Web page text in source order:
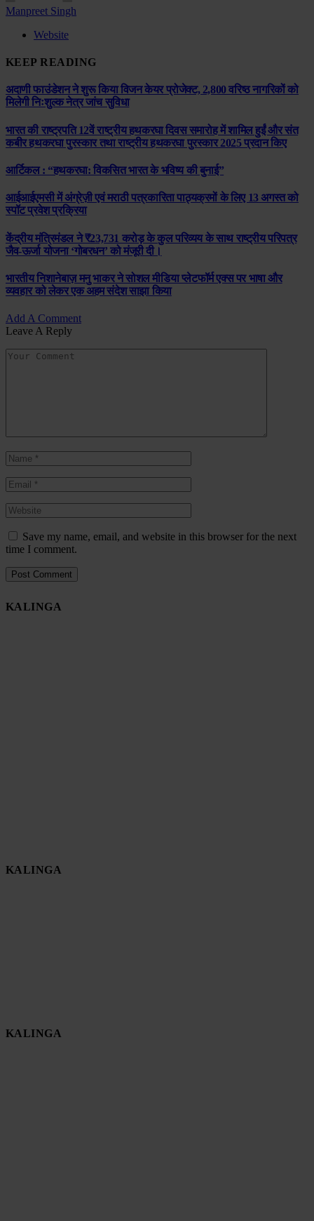
Manpreet Singh
Website
KEEP READING
अदाणी फाउंडेशन ने शुरू किया विजन केयर प्रोजेक्ट, 2,800 वरिष्ठ नागरिकों को
मिलेगी निःशुल्क नेत्र जांच सुविधा
भारत की राष्ट्रपति 12वें राष्ट्रीय हथकरघा दिवस समारोह में शामिल हुईं और संत
कबीर हथकरघा पुरस्कार तथा राष्ट्रीय हथकरघा पुरस्कार 2025 प्रदान किए
आर्टिकल : “हथकरघा: विकसित भारत के भविष्य की बुनाई”
आईआईएमसी में अंग्रेज़ी एवं मराठी पत्रकारिता पाठ्यक्रमों के लिए 13 अगस्त को
स्पॉट प्रवेश प्रक्रिया
केंद्रीय मंत्रिमंडल ने ₹23,731 करोड़ के कुल परिव्यय के साथ राष्ट्रीय परिपत्र
जैव-ऊर्जा योजना ‘गोबरधन’ को मंजूरी दी।
भारतीय निशानेबाज़ मनु भाकर ने सोशल मीडिया प्लेटफॉर्म एक्स पर भाषा और
व्यवहार को लेकर एक अहम संदेश साझा किया
Add A Comment
Leave A Reply
Save my name, email, and website in this browser for the next
time I comment.
KALINGA
KALINGA
KALINGA